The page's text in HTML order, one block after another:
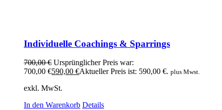
Individuelle Coachings & Sparrings
700,00€ Ursprünglicher Preis war:
700,00 €590,00 €Aktueller Preis ist: 590,00 €. plus Mwst.
exkl. MwSt.
In den Warenkorb Details